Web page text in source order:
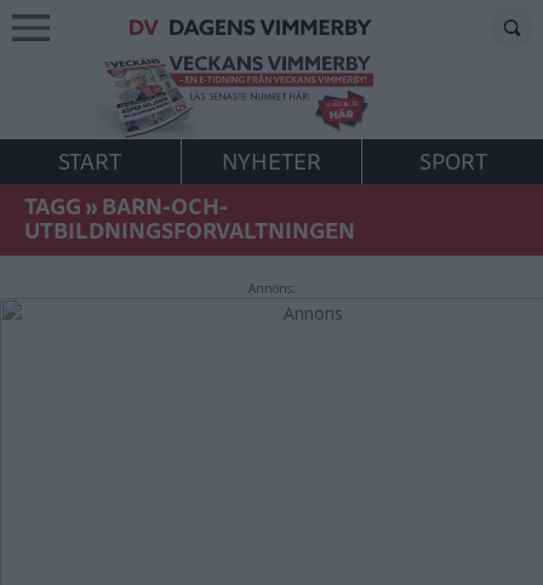
START NYHETER
SPORT
TAGG»BARN-OCH-
UTBILDNINGSFORVALTNINGEN
Annons: